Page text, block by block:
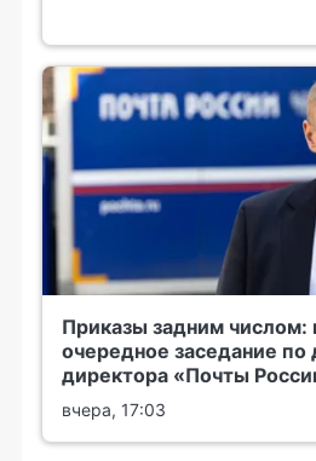
Приказы задним числом:
очередное заседание по
директора «Почты
вчера, 17:03